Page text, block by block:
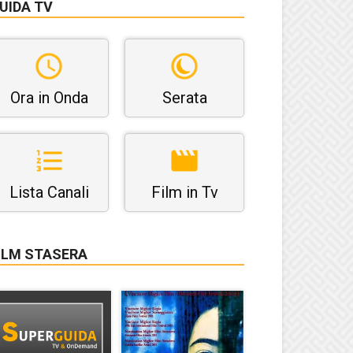
TV
Ora in Onda Serata
Lista Canali Film in Tv
STASERA